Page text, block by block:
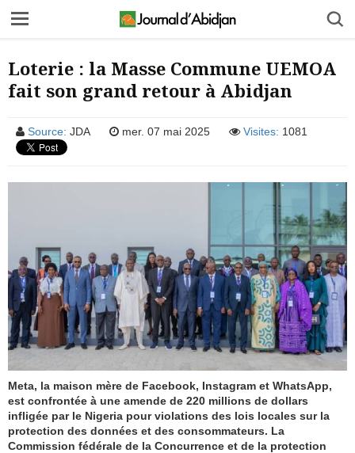
Loterie : la Masse Commune UEMOA
fait son grand retour à Abidjan
Source: JDA mer. 07 mai 2025 Visites: 1081
Meta, la maison mère de Facebook, Instagram et WhatsApp,
est confrontée à une amende de 220 millions de dollars
infligée par le Nigeria pour violations des lois locales sur la
protection des données et des consommateurs. La
Commission fédérale de la Concurrence et de la protection